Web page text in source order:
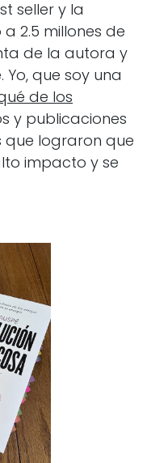
seller y la
2.5 millones de
de la autora y
que soy una
de los
y publicaciones
lograron que
impacto y se